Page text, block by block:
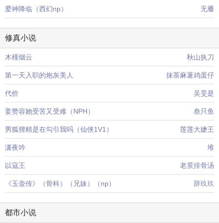
爱神降临（西幻np） 无餍
修真小说
木槿烟云 秋山执刀
第一天入职的炮灰美人 抹茶麻薯鸡蛋仔
代价 吴旻是
姜赞容她受苦又受难（NPH） 叁只鱼
男狐狸精是在勾引我吗（仙侠1V1） 莲莲大嬷王
潇夜吟 堆
以寇王 老景排骨汤
《玉壶传》（骨科）（兄妹）（np） 辞玖玖
都市小说